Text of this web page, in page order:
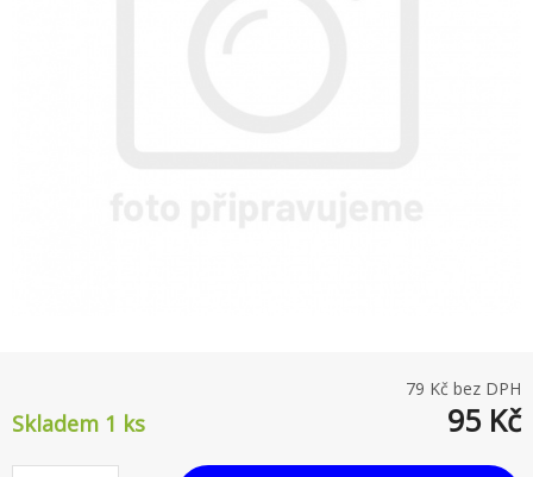
79 Kč bez DPH
Skladem 1 ks 95 Kč